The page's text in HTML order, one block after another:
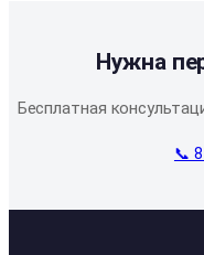
Нужна
Бесплатная
📞